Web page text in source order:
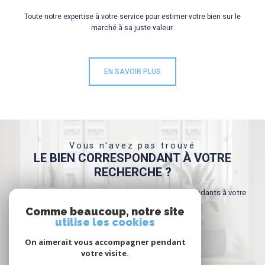
Toute notre expertise à votre service pour estimer votre bien sur le
marché à sa juste valeur.
EN SAVOIR PLUS
Vous n'avez pas trouvé
LE BIEN CORRESPONDANT À VOTRE
RECHERCHE ?
Créer une alerte email et recevez les biens correspondants à votre
recherche dans votre boîte mail !
CRÉER L'ALERTE
Comme beaucoup, notre site
utilise les cookies
On aimerait vous accompagner pendant
votre visite.